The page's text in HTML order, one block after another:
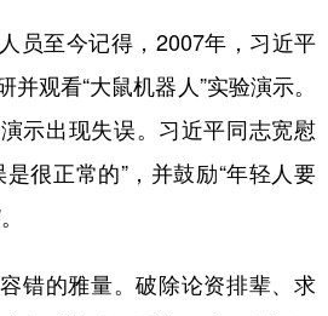
至今记得，2007年，习近平
并观看“大鼠机器人”实验演示。
示出现失误。习近平同志宽慰
很正常的”，并鼓励“年轻人要
的雅量。破除论资排辈、求